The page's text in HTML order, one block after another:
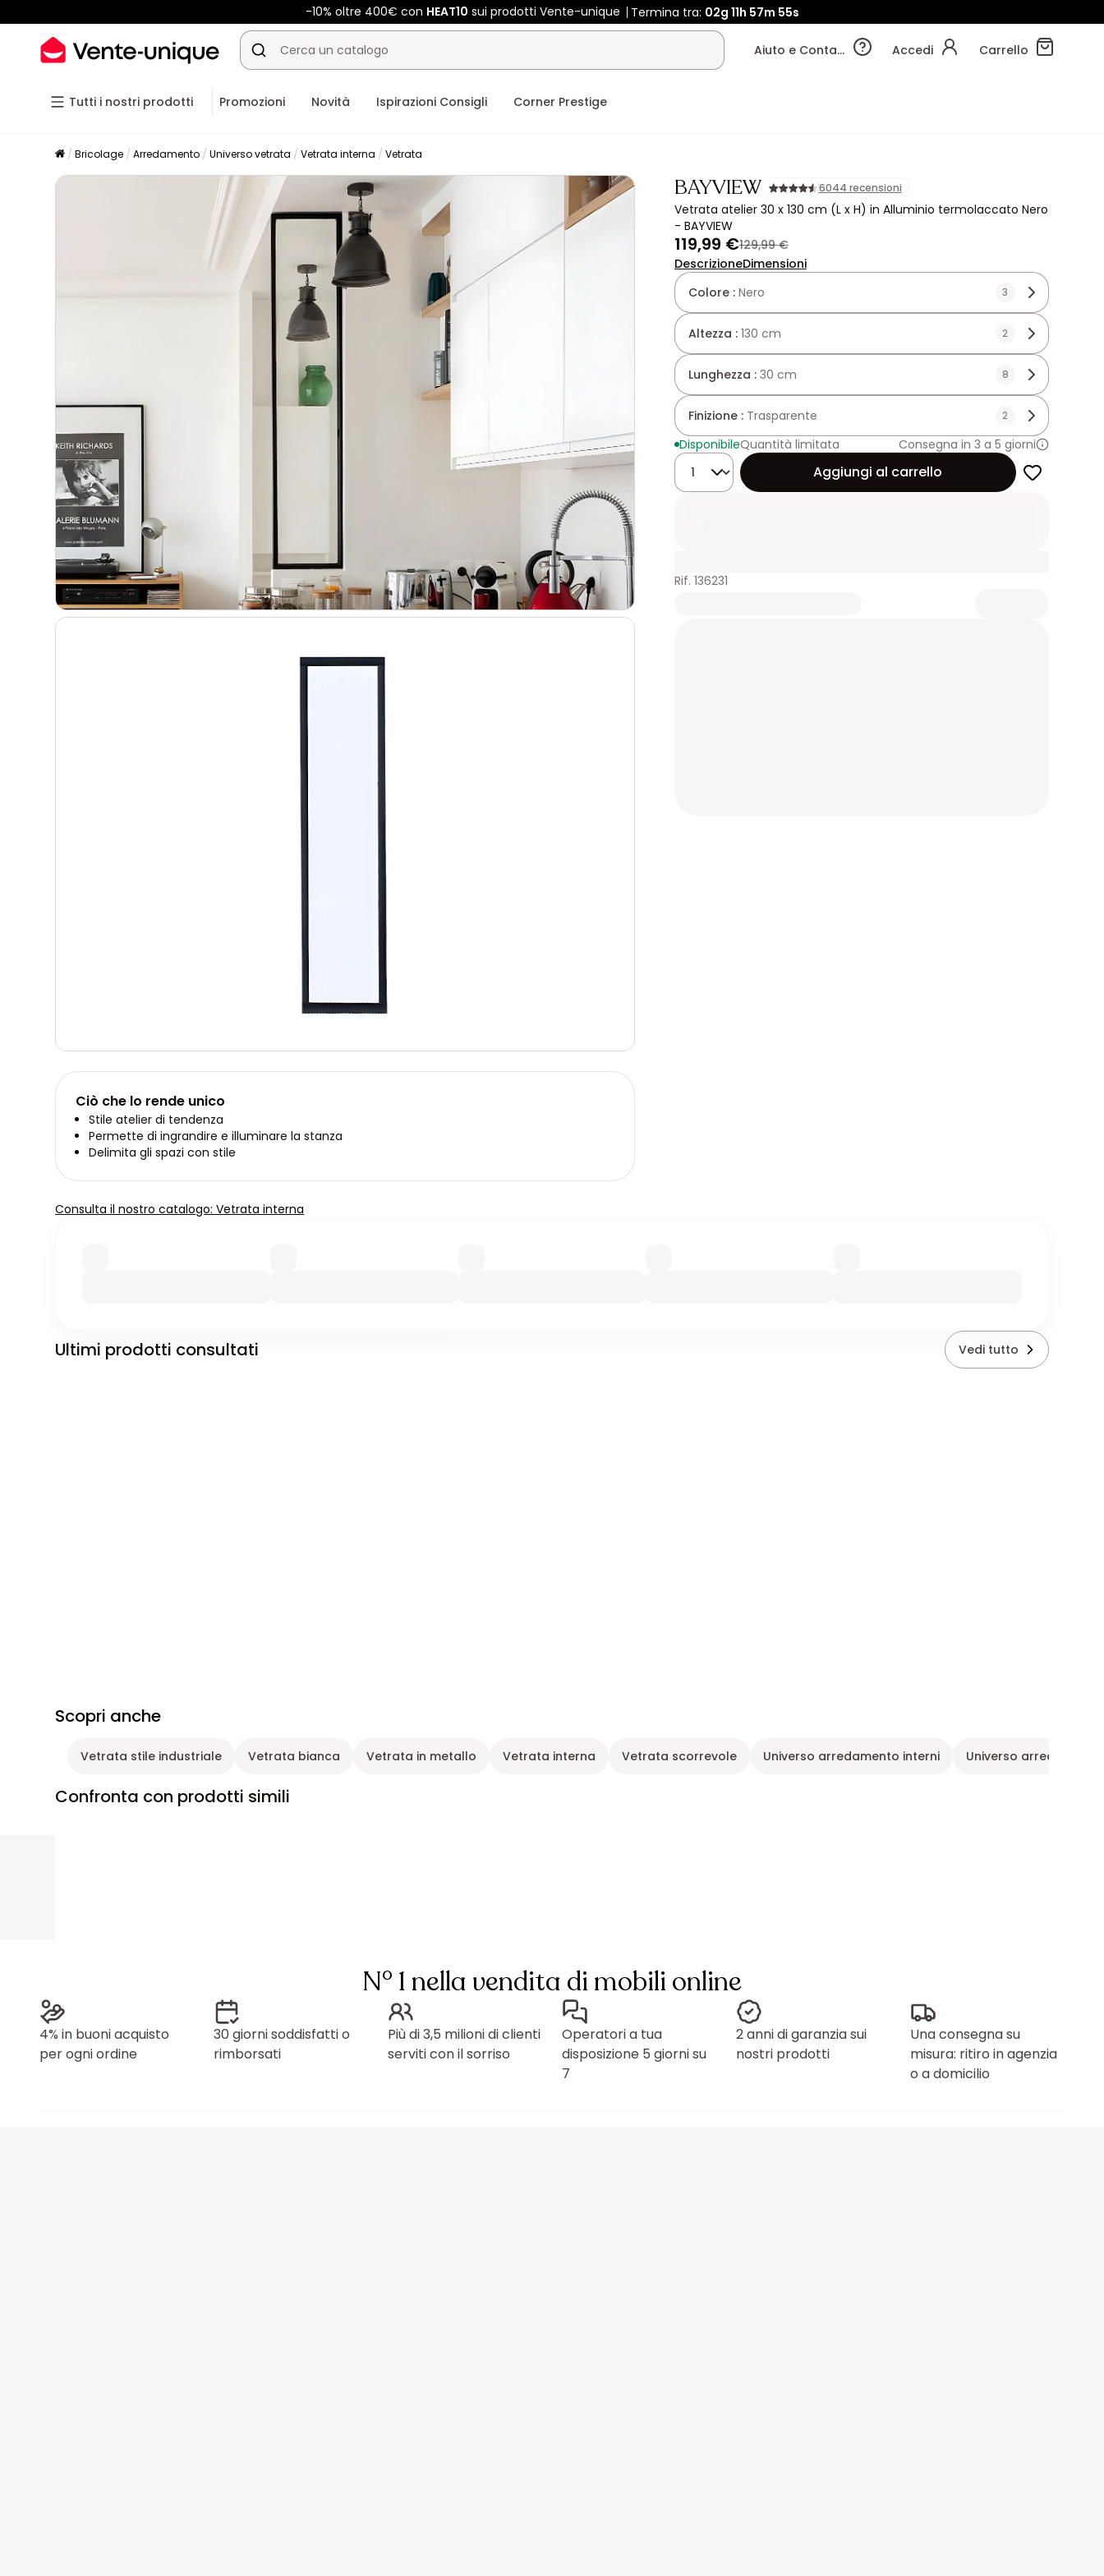
-10% oltre 400€ con HEAT10 sui prodotti Vente-unique Termina tra: 02g 11h 57m 54s
Aiuto e Contatti Accedi Carrello
Tutti i nostri prodotti Promozioni Novità Ispirazioni Consigli Corner Prestige
Bricolage Arredamento Universo vetrata Vetrata interna Vetrata
BAYVIEW 6044 recensioni
Vetrata atelier 30 x 130 cm (L x H) in Alluminio termolaccato Nero
- BAYVIEW
119,99 €129,99 €
DescrizioneDimensioni
Colore : Nero 3
Altezza : 130 cm 2
Lunghezza : 30 cm 8
Finizione : Trasparente 2
DisponibileQuantità limitata
Consegna in 3 a 5 giorni
Quantità
Aggiungi al carrello
Rif. 136231
Ciò che lo rende unico
Stile atelier di tendenza
Permette di ingrandire e illuminare la stanza
Delimita gli spazi con stile
Consulta il nostro catalogo: Vetrata interna
Ultimi prodotti consultati Vedi tutto
Scopri anche
Vetrata stile industriale Vetrata bianca Vetrata in metallo Vetrata interna Vetrata scorrevole Universo arredamento interni Universo
Confronta con prodotti simili
N° 1 nella vendita di mobili online
4% in buoni acquisto
per ogni ordine
30 giorni soddisfatti o
rimborsati
Più di 3,5 milioni di clienti
serviti con il sorriso
Operatori a tua
disposizione 5 giorni su
7
2 anni di garanzia sui
nostri prodotti
Una consegna su
misura: ritiro in agenzia
o a domicilio